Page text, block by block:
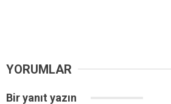
YORUMLAR
Bir yanıt yazın